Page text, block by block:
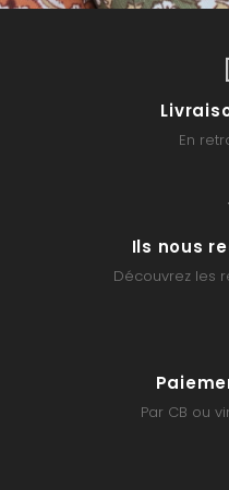
En
Ils nous
Découvrez les
Par CB ou